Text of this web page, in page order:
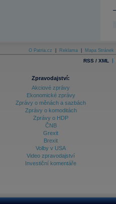
O Patria.cz Reklama Mapa Stránek
RSS / XML |
Zpravodajství:
Akciové zprávy
Ekonomické zprávy
Zprávy o měnách a sazbách
Zprávy o komoditách
Zprávy o HDP
ČNB
Grexit
Brexit
Volby v USA
Video zpravodajství
Investiční komentáře